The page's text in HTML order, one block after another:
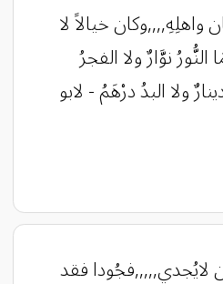
خيالاً لا
نوَّارٌ ولا الفجرُ
ولا البدُ درْهَمُ - لابو
لايُجدي,,,,,فجُودا فقد